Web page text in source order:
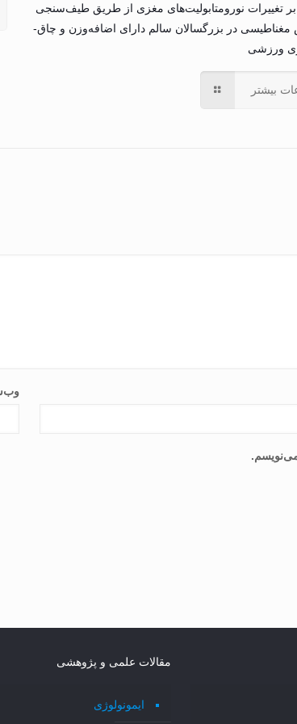
تغییرات نورومتابولیت‌های مغزی از طریق طیف‌سنجی
مغناطیسی در بزرگسالان سالم دارای اضافه‌وزن و چاق-
ورزشی
بیشتر
مقالات علمی و پژوهشی
ایمونولوژی